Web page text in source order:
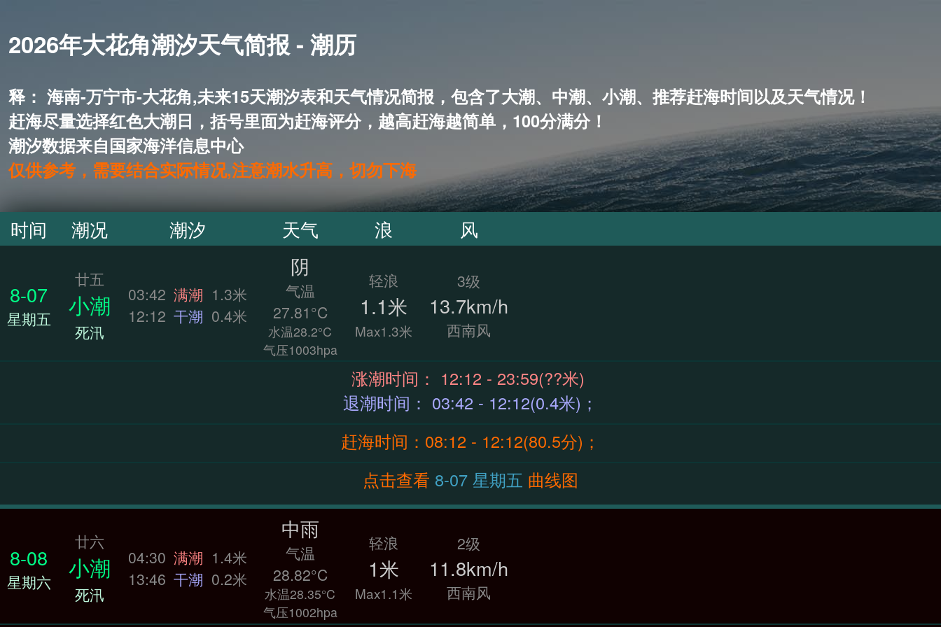
2026年大花角潮汐天气简报 - 潮历
释： 海南-万宁市-大花角,未来15天潮汐表和天气情况简报，包含了大潮、中潮、小潮、推荐赶海时间以及天气情况！
赶海尽量选择红色大潮日，括号里面为赶海评分，越高赶海越简单，100分满分！
潮汐数据来自国家海洋信息中心
仅供参考，需要结合实际情况,注意潮水升高，切勿下海
时间 潮况 潮汐 天气 浪 风
8-07
星期五
廿五
小潮
死汛
03:42 满潮 1.3米
12:12 干潮 0.4米
阴
气温
27.81°C
水温28.2°C
气压1003hpa
轻浪
1.1米
Max1.3米
3级
13.7km/h
西南风
涨潮时间： 12:12 - 23:59(??米)
退潮时间： 03:42 - 12:12(0.4米)；
赶海时间：08:12 - 12:12(80.5分)；
点击查看
8-07 星期五 曲线图
8-08
星期六
廿六
小潮
死汛
04:30 满潮 1.4米
13:46 干潮 0.2米
中雨
气温
28.82°C
水温28.35°C
气压1002hpa
轻浪
1米
Max1.1米
2级
11.8km/h
西南风